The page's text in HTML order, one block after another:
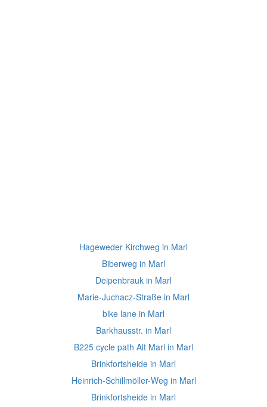
Hageweder Kirchweg in Marl
Biberweg in Marl
Deipenbrauk in Marl
Marie-Juchacz-Straße in Marl
bike lane in Marl
Barkhausstr. in Marl
B225 cycle path Alt Marl in Marl
Brinkfortsheide in Marl
Heinrich-Schillmöller-Weg in Marl
Brinkfortsheide in Marl